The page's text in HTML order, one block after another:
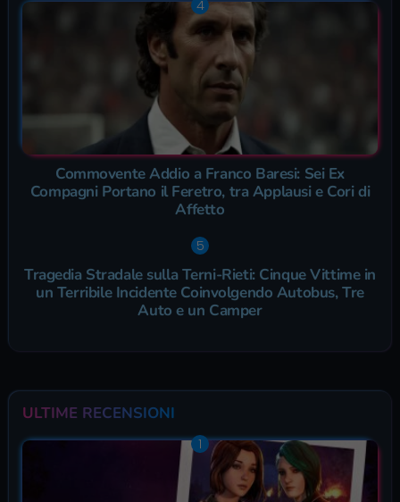
Commovente Addio a Franco Baresi: Sei Ex
Compagni Portano il Feretro, tra Applausi e Cori di
Affetto
Tragedia Stradale sulla Terni-Rieti: Cinque Vittime in
un Terribile Incidente Coinvolgendo Autobus, Tre
Auto e un Camper
ULTIME RECENSIONI